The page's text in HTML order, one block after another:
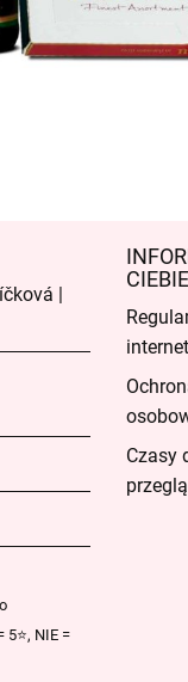
|
NIE =
CIEBIE
Czasy